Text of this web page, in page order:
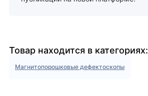
Товар находится в категориях:
Магнитопорошковые дефектоскопы